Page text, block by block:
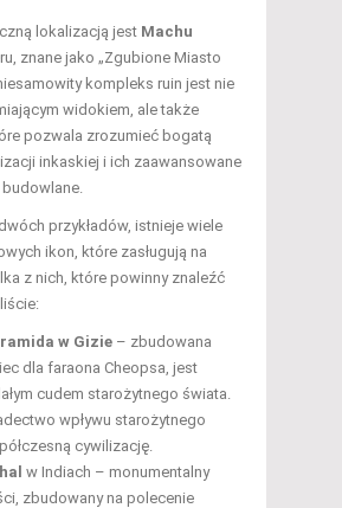
lokalizacją jest Machu
znane jako „Zgubione Miasto
kompleks ruin jest nie
widokiem, ale także
pozwala zrozumieć bogatą
inkaskiej i ich zaawansowane
przykładów, istnieje wiele
ikon, które zasługują na
z nich, które powinny znaleźć
w Gizie – zbudowana
dla faraona Cheopsa, jest
cudem starożytnego świata.
wpływu starożytnego
cywilizację.
w Indiach – monumentalny
zbudowany na polecenie